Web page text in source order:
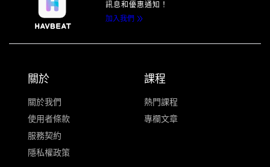
訊息和優惠通知！
加入我們
關於
關於我們
使用者條款
服務契約
隱私權政策
課程
熱門課程
專欄文章